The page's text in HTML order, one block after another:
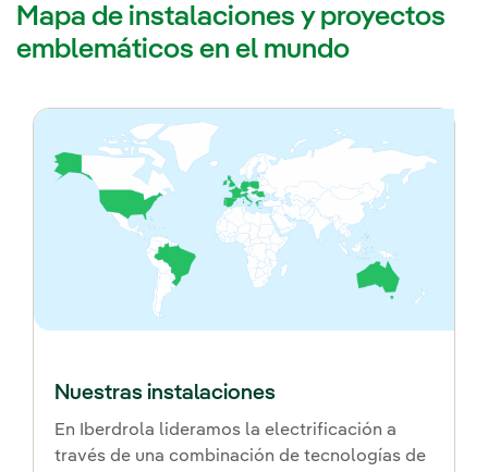
Mapa de instalaciones y proyectos
emblemáticos en el mundo
Nuestras instalaciones
En Iberdrola lideramos la electrificación a
través de una combinación de tecnologías de